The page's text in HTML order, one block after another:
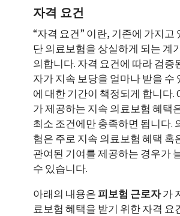
자격 요건
“자격 요건” 이란, 기존에 가지고
단 의료보험을 상실하게 되는 계
의합니다. 자격 요건에 따라 검증
자가 지속 보당을 얼마나 받을 수
에 대한 기간이 책정되게 합니다.
가 제공하는 지속 의료보험 혜택
최소 조건에만 충족하면 됩니다.
험은 주로 지속 의료보험 혜택 혹
관여된 기여를 제공하는 경우가
수 있습니다.
아래의 내용은 피보험 근로자가
료보험 혜택을 받기 위한 자격 요